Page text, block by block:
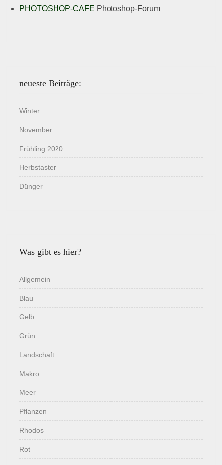
PHOTOSHOP-CAFE Photoshop-Forum
neueste Beiträge:
Winter
November
Frühling 2020
Herbstaster
Dünger
Was gibt es hier?
Allgemein
Blau
Gelb
Grün
Landschaft
Makro
Meer
Pflanzen
Rhodos
Rot